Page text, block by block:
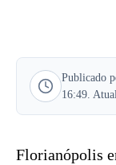
Publicado
16:49.
Florianópolis